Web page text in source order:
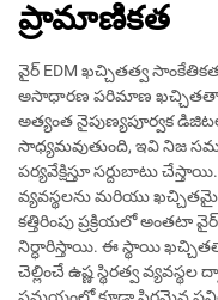
ప్రామాణికత
వైర్ EDM ఖచ్చితత్వ
అసాధారణ పరిమాణ
అత్యంత నైపుణ్యపూర్వక
సాధ్యమవుతుంది, ఇవి నిజ
పర్యవేక్షిస్తూ సర్దుబాటు
వ్యవస్థలను మరియు
కత్తిరింపు ప్రక్రియలో
నిర్ధారిస్తాయి. ఈ స్థాయి
చెల్లించే ఉష్ణ స్థిరత్వ